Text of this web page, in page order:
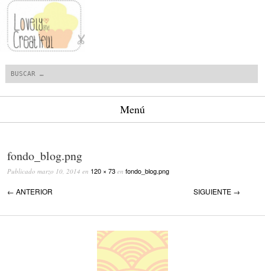
Menú
fondo_blog.png
Publicado marzo 10, 2014 en 120 × 73 en fondo_blog.png
← ANTERIOR SIGUIENTE →